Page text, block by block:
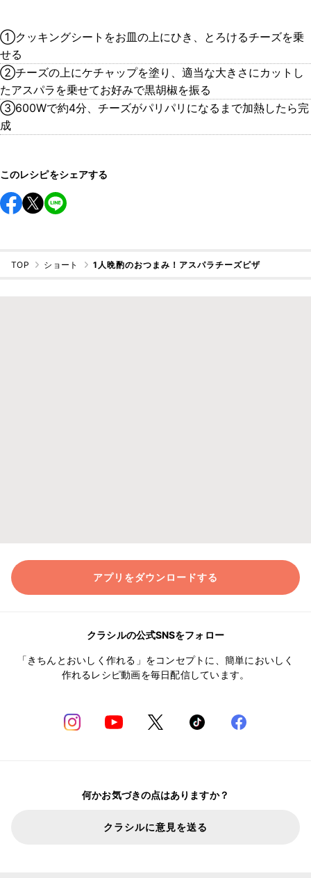
①クッキングシートをお皿の上にひき、とろけるチーズを乗
せる
②チーズの上にケチャップを塗り、適当な大きさにカットし
たアスパラを乗せてお好みで黒胡椒を振る
③600Wで約4分、チーズがパリパリになるまで加熱したら完
成
このレシピをシェアする
TOP ショート 1人晩酌のおつまみ！アスパラチーズピザ
アプリをダウンロードする
クラシルの公式SNSをフォロー
「きちんとおいしく作れる」をコンセプトに、簡単においしく
作れるレシピ動画を毎日配信しています。
何かお気づきの点はありますか？
クラシルに意見を送る